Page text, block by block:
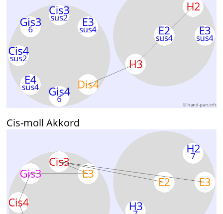
Cis-moll Akkord